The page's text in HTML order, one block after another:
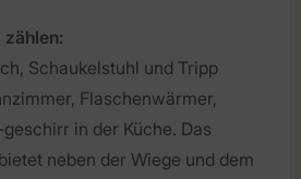
Schaukelstuhl und Tripp
Flaschenwärmer,
in der Küche. Das
neben der Wiege und dem